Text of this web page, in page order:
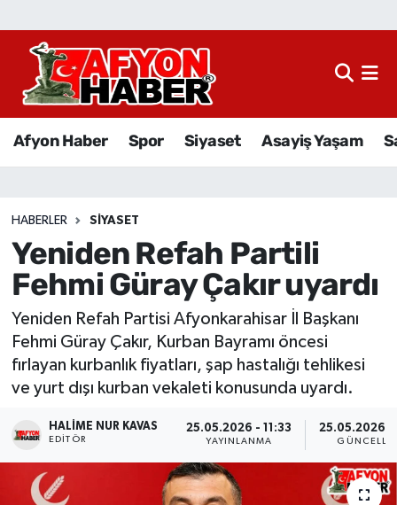
Afyon Haber Spor Siyaset Asayiş Yaşam
HABERLER SIYASET
Yeniden Refah Partili
Fehmi Güray Çakır uyardı
Yeniden Refah Partisi Afyonkarahisar İl Başkanı
Fehmi Güray Çakır, Kurban Bayramı öncesi
fırlayan kurbanlık fiyatları, şap hastalığı tehlikesi
ve yurt dışı kurban vekaleti konusunda uyardı.
HALIME NUR KAVAS
EDITÖR
25.05.2026 - 11:33
YAYINLANMA
25.05.2026 -
Afyon Haber
Sağlık
Eğitim
Sivil Toplum
Ekonomi
Magazin
Etkinlikler